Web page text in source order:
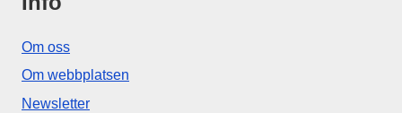
Om oss
Om webbplatsen
Newsletter